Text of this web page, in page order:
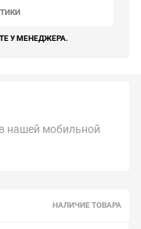
У МЕНЕДЖЕРА.
нашей мобильной
НАЛИЧИЕ ТОВАРА